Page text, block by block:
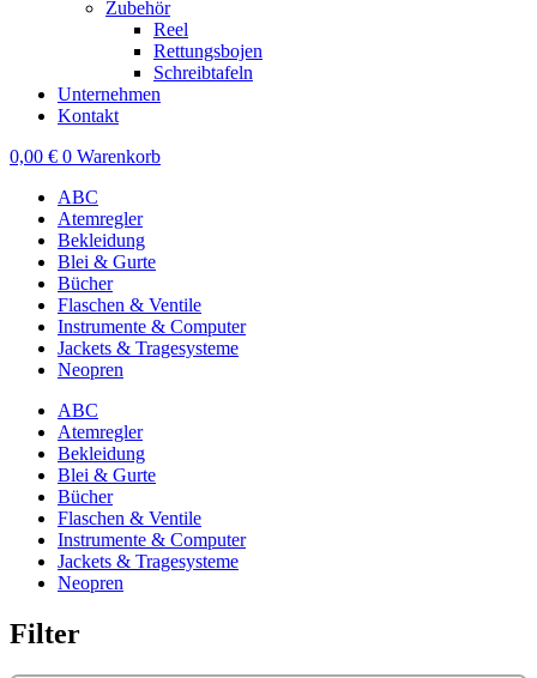
Zubehör
Reel
Rettungsbojen
Schreibtafeln
Unternehmen
Kontakt
0,00 € 0 Warenkorb
ABC
Atemregler
Bekleidung
Blei & Gurte
Bücher
Flaschen & Ventile
Instrumente & Computer
Jackets & Tragesysteme
Neopren
ABC
Atemregler
Bekleidung
Blei & Gurte
Bücher
Flaschen & Ventile
Instrumente & Computer
Jackets & Tragesysteme
Neopren
Filter